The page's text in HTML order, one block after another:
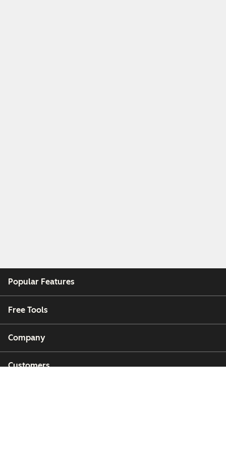
Popular Features
Free Tools
Company
Customers